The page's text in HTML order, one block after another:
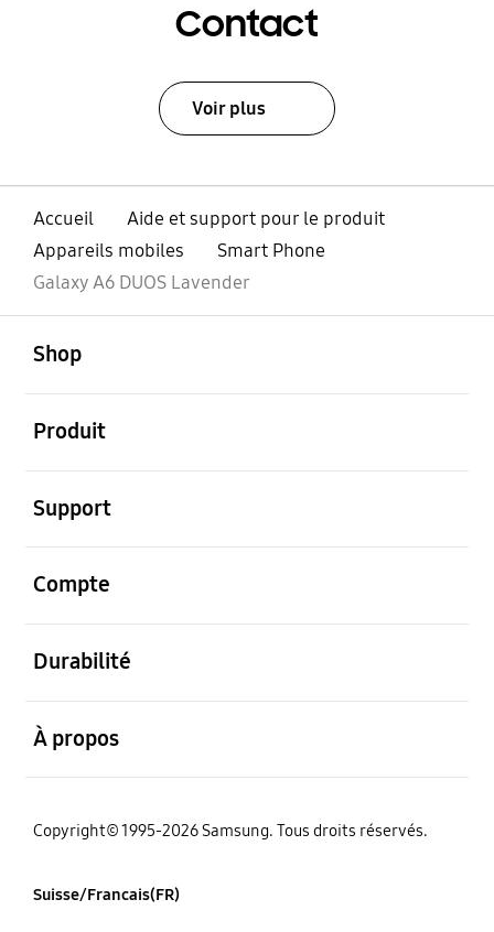
Contact
Voir plus
Accueil
Aide et support pour le produit
Appareils mobiles
Smart Phone
Galaxy A6 DUOS Lavender
Shop
Produit
Support
Compte
Durabilité
À propos
Copyright© 1995-2026 Samsung. Tous droits réservés.
Suisse/Francais(FR)